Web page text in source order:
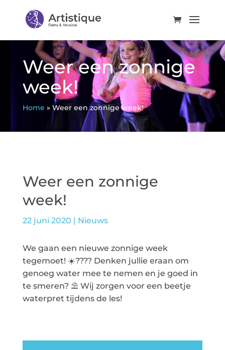
Weer een zonnige
week!
Home » Weer een zonnige week!
Weer een zonnige
week!
22 juni 2020 | Nieuws
We gaan een nieuwe zonnige week
tegemoet! ☀️???? Denken jullie eraan om
genoeg water mee te nemen en je goed in
te smeren? ⛱Wij zorgen voor een beetje
waterpret tijdens de les!